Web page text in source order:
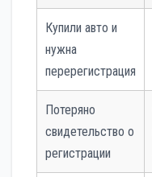
Купили авто и
нужна
перерегистрация
Потеряно
свидетельство о
регистрации